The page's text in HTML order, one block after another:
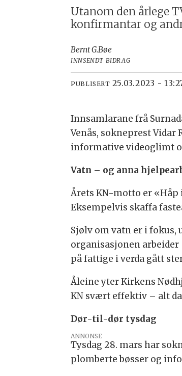
Utanom den årlege
konfirmantar og
Bernt G.Bøe
INNSENDT BIDRAG
PUBLISERT 25.03.2023 -
Innsamlarane frå
Venås, sokneprest
informative videoglimt
Vatn – og anna
Årets KN-motto er
Eksempelvis skaffa
Sjølv om vatn er i
organisasjonen
på fattige i verda gått
Åleine yter Kirkens
KN svært effektiv – alt
Dør-til-dør tysdag
ANNONSE
Tysdag 28. mars har
plomberte bøsser og